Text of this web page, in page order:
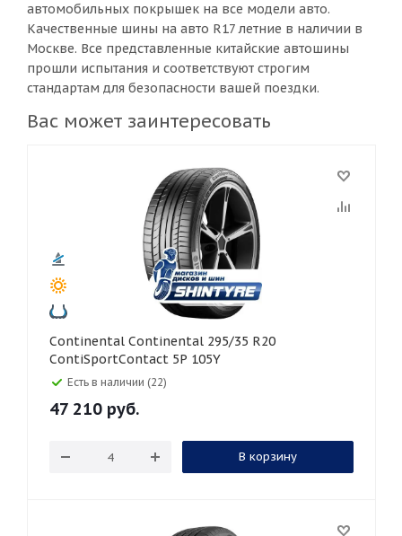
автомобильных покрышек на все модели авто.
Качественные шины на авто R17 летние в наличии в
Москве. Все представленные китайские автошины
прошли испытания и соответствуют строгим
стандартам для безопасности вашей поездки.
Вас может заинтересовать
Continental Continental 295/35 R20
ContiSportContact 5P 105Y
Есть в наличии (22)
47 210 руб.
В корзину